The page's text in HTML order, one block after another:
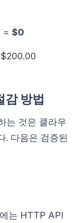
= $0
감 방법
는 것은 클라우
. 다음은 검증된
는 HTTP API